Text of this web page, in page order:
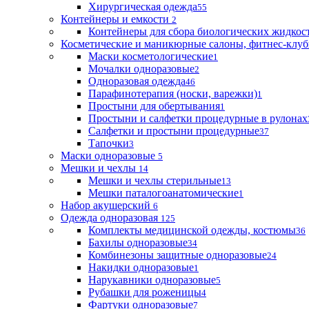
Хирургическая одежда55
Контейнеры и емкости 2
Контейнеры для сбора биологических
Косметические и маникюрные салоны, фитнес-
Маски косметологические1
Мочалки одноразовые2
Одноразовая одежда46
Парафинотерапия (носки, варежки)1
Простыни для обертывания1
Простыни и салфетки процедурные в рулонах
Салфетки и простыни процедурные37
Тапочки3
Маски одноразовые 5
Мешки и чехлы 14
Мешки и чехлы стерильные13
Мешки паталогоанатомические1
Набор акушерский 6
Одежда одноразовая 125
Комплекты медицинской одежды, костюмы36
Бахилы одноразовые34
Комбинезоны защитные одноразовые24
Накидки одноразовые1
Нарукавники одноразовые5
Рубашки для роженицы4
Фартуки одноразовые7